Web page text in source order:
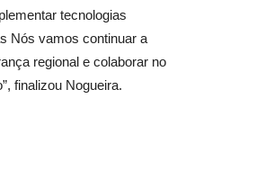
tecnologias
Nós vamos continuar a
regional e colaborar no
finalizou Nogueira.